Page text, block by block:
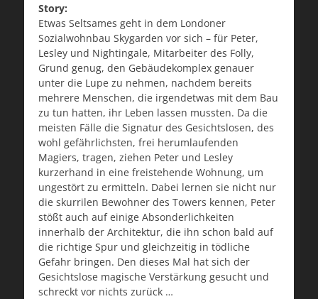
Story:
Etwas Seltsames geht in dem Londoner
Sozialwohnbau Skygarden vor sich – für Peter,
Lesley und Nightingale, Mitarbeiter des Folly,
Grund genug, den Gebäudekomplex genauer
unter die Lupe zu nehmen, nachdem bereits
mehrere Menschen, die irgendetwas mit dem Bau
zu tun hatten, ihr Leben lassen mussten. Da die
meisten Fälle die Signatur des Gesichtslosen, des
wohl gefährlichsten, frei herumlaufenden
Magiers, tragen, ziehen Peter und Lesley
kurzerhand in eine freistehende Wohnung, um
ungestört zu ermitteln. Dabei lernen sie nicht nur
die skurrilen Bewohner des Towers kennen, Peter
stößt auch auf einige Absonderlichkeiten
innerhalb der Architektur, die ihn schon bald auf
die richtige Spur und gleichzeitig in tödliche
Gefahr bringen. Den dieses Mal hat sich der
Gesichtslose magische Verstärkung gesucht und
schreckt vor nichts zurück …